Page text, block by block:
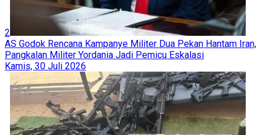
2
AS Godok Rencana Kampanye Militer Dua Pekan Hantam Iran,
Pangkalan Militer Yordania Jadi Pemicu Eskalasi
Kamis, 30 Juli 2026